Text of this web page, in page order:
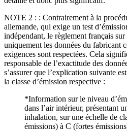
NOTE 2 : : Contrairement à la
allemande, qui exige un test
indépendant, le règlement français
uniquement les données du fabricant
exigences sont respectées. Cela
responsable de l’exactitude des
s’assurer que l’explication suivante
la classe d’émission respective :
*Information sur le niveau
dans l’air intérieur, présentant
inhalation, sur une échelle de
émissions) à C (fortes